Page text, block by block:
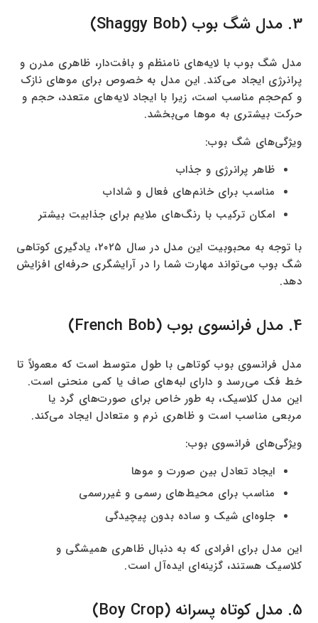
3. مدل شگ بوب (Shaggy Bob)
مدل شگ بوب با لایه‌های نامنظم و بافت‌دار، ظاهری مدرن و
پرانرژی ایجاد می‌کند. این مدل به خصوص برای موهای نازک
و کم‌حجم مناسب است، زیرا با ایجاد لایه‌های متعدد، حجم و
حرکت بیشتری به موها می‌بخشد.
ویژگی‌های شگ بوب:
ظاهر پرانرژی و جذاب
مناسب برای خانم‌های فعال و شاداب
امکان ترکیب با رنگ‌های ملایم برای جذابیت بیشتر
با توجه به محبوبیت این مدل در سال ۲۰۲۵، یادگیری کوتاهی
شگ بوب می‌تواند مهارت شما را در آرایشگری حرفه‌ای افزایش
دهد.
4. مدل فرانسوی بوب (French Bob)
مدل فرانسوی بوب کوتاهی با طول متوسط است که معمولاً تا
خط فک می‌رسد و دارای لبه‌های صاف یا کمی منحنی است.
این مدل کلاسیک، به طور خاص برای صورت‌های گرد یا
مربعی مناسب است و ظاهری نرم و متعادل ایجاد می‌کند.
ویژگی‌های فرانسوی بوب:
ایجاد تعادل بین صورت و موها
مناسب برای محیط‌های رسمی و غیررسمی
جلوه‌ای شیک و ساده بدون پیچیدگی
این مدل برای افرادی که به دنبال ظاهری همیشگی و
کلاسیک هستند، گزینه‌ای ایده‌آل است.
5. مدل کوتاه پسرانه (Boy Crop)